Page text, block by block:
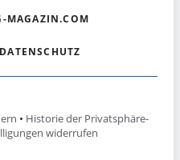
MAGAZIN.COM
DATENSCHUTZ
• Historie der Privatsphäre-
widerrufen